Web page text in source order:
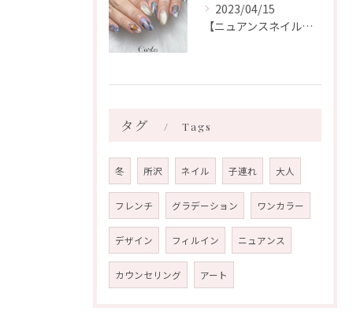
2023/04/15
【ニュアンスネイル】所沢市ネイルサロン|Carlo
タグ Tags
冬 所沢 ネイル 子連れ 大人
フレンチ グラデーション ワンカラー
デザイン フィルイン ニュアンス
カウンセリング アート